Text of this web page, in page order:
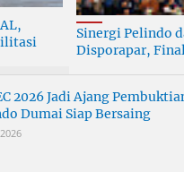
Sinergi Pelindo
Disporapar,
2026 Jadi Ajang
Dumai Siap Bersaing